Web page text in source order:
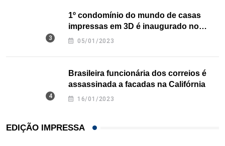
1º condomínio do mundo de casas
impressas em 3D é inaugurado no
Texas
05/01/2023
Brasileira funcionária dos correios é
assassinada a facadas na Califórnia
16/01/2023
EDIÇÃO IMPRESSA